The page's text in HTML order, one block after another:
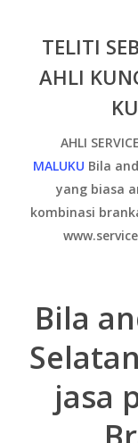
TELITI
AHLI
AHLI
MALUKU Bila
yang biasa
kombinasi
Bila
jasa